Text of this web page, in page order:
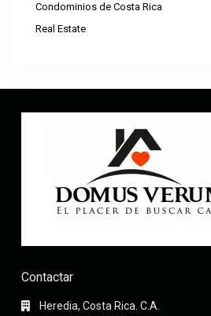
Condominios de Costa Rica
Real Estate
Contactar
Heredia, Costa Rica. C.A.